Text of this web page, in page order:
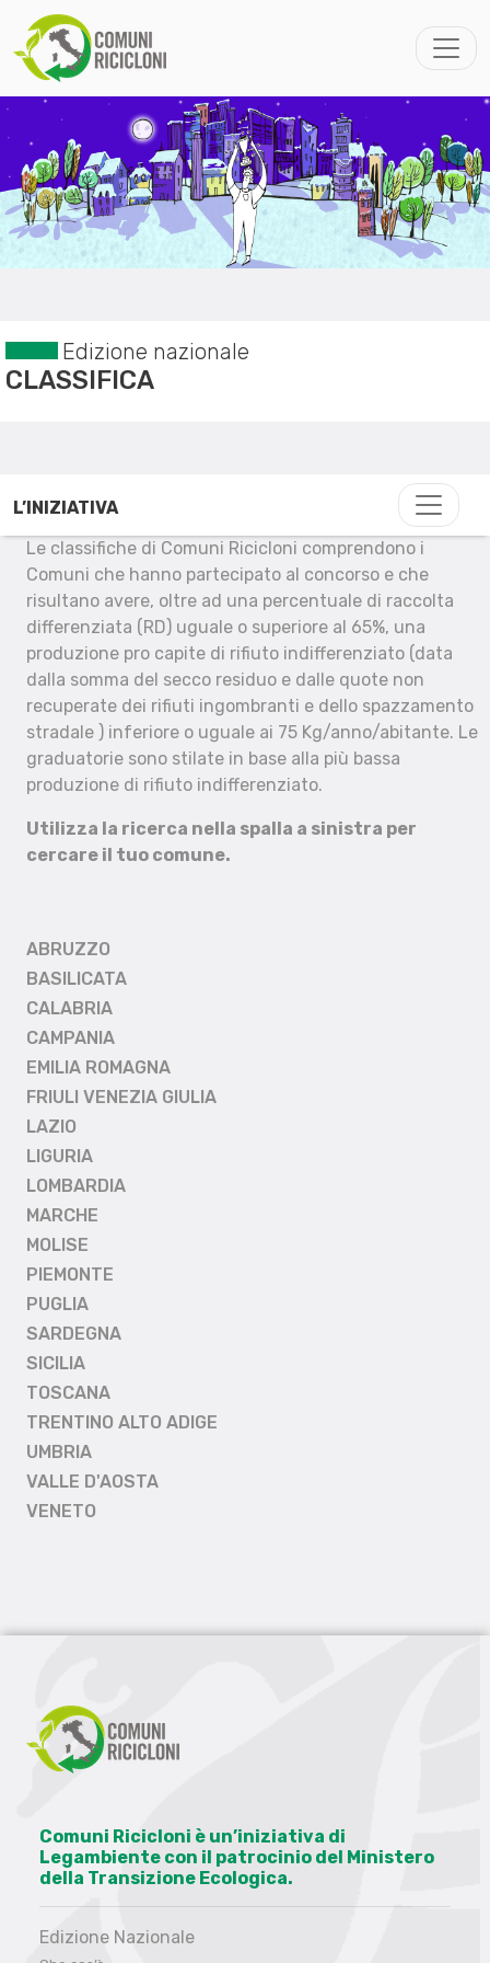
Edizione nazionale
CLASSIFICA
L’INIZIATIVA
Le classifiche di Comuni Ricicloni comprendono i
Comuni che hanno partecipato al concorso e che
risultano avere, oltre ad una percentuale di raccolta
differenziata (RD) uguale o superiore al 65%, una
produzione pro capite di rifiuto indifferenziato (data
dalla somma del secco residuo e dalle quote non
recuperate dei rifiuti ingombranti e dello spazzamento
stradale ) inferiore o uguale ai 75 Kg/anno/abitante. Le
graduatorie sono stilate in base alla più bassa
produzione di rifiuto indifferenziato.
Utilizza la ricerca nella spalla a sinistra per
cercare il tuo comune.
ABRUZZO
BASILICATA
CALABRIA
CAMPANIA
EMILIA ROMAGNA
FRIULI VENEZIA GIULIA
LAZIO
LIGURIA
LOMBARDIA
MARCHE
MOLISE
PIEMONTE
PUGLIA
SARDEGNA
SICILIA
TOSCANA
TRENTINO ALTO ADIGE
UMBRIA
VALLE D'AOSTA
VENETO
Comuni Ricicloni è un’iniziativa di
Legambiente con il patrocinio del Ministero
della Transizione Ecologica.
Edizione Nazionale